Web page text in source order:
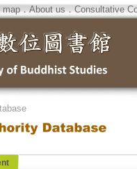
map．About us．Consultative